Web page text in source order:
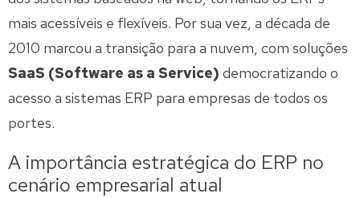
mais acessíveis e flexíveis. Por sua vez, a década de
2010 marcou a transição para a nuvem, com soluções
SaaS (Software as a Service) democratizando o
acesso a sistemas ERP para empresas de todos os
portes.
A importância estratégica do ERP no
cenário empresarial atual